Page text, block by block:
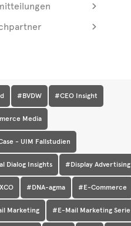
#BVDW #CEO Insight
Media
- UIM Fallstudien
Dialog Insights #Display Advertising
#DNA-agma #E-Commerce
Marketing #E-Mail Marketing Serie